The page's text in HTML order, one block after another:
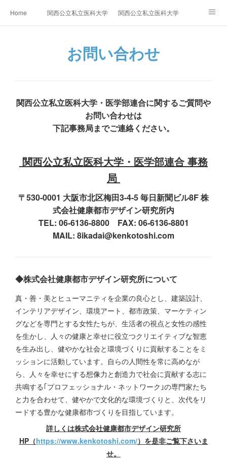
Home 関西公立私立医科大学・医学部連合ニュース関西公立私立医科大学・医学部連合加
お問い合わせ
関西公立私立医科大学・医学部連合に関するご質問や
お問い合わせは
下記事務局までご連絡ください。
関西公立私立医科大学・医学部連合 事務
局
〒530-0001 大阪市北区梅田3-4-5 毎日新聞ビル8F 株
式会社健康都市デザイン研究所内
TEL: 06-6136-8800 FAX: 06-6136-8801
MAIL: 8ikadai@kenkotoshi.com
◆株式会社健康都市デザイン研究所について
真・善・美とヒューマニティを企業の良心とし、建築設計、
インテリアデザイン、環境アート、都市政策、マーケティン
グなどを専門とする女性たちが、生活者の視点と女性の感性
を生かし、人々の健康と幸せに役立つクリエイティブな智恵
を生み出し、健やかな社会と環境づくりに貢献することをミ
ッションに活動しています。自らの人間性を常に高めなが
ら、人々を幸せにする想像力と創造力で社会に貢献する志に
共鳴する｢プロフェッショナル・ネットワーク｣の専門家たち
と力を合わせて、健やかで文化的な環境づくりと、次代をリ
ードする豊かな健康都市づくりを目指しています。
詳しくは株式会社健康都市デザイン研究所
HP（https://www.kenkotoshi.com/）を是非ご覧下さいま
せ。